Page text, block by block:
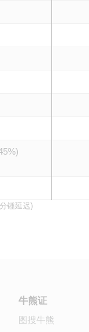
锺延迟)
牛熊证
图搜牛熊